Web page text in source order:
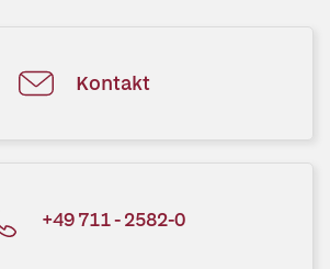
Kontakt
+49 711 - 2582-0